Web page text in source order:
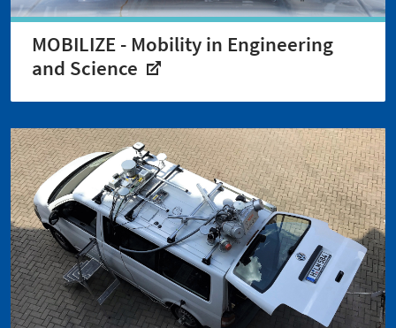
MOBILIZE - Mobility in Engineering
and Science